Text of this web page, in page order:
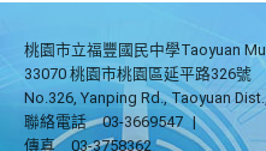
桃園市立福豐國民中學Taoyuan
33070 桃園市桃園區延平路326號
No.326, Yanping Rd., Taoyuan
聯絡電話
03-3669547 |
傳真
03-3758362